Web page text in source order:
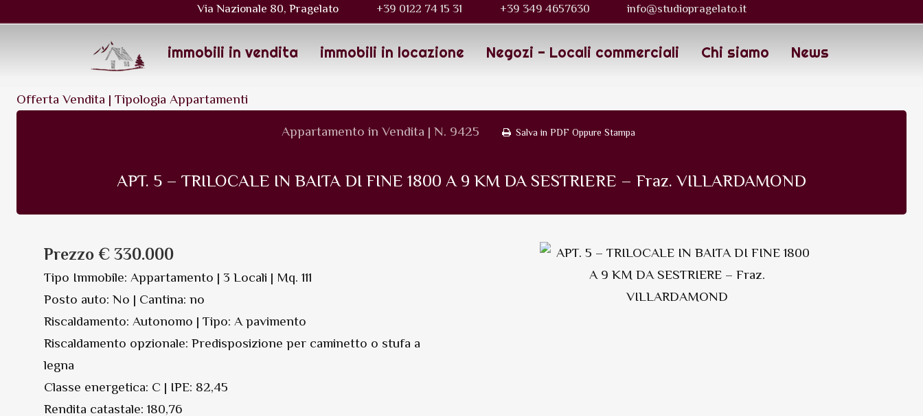
Via Nazionale 80, Pragelato +39 0122 74 15 31 +39 349 4657630 info@studiopragelato.it
immobili in vendita immobili in locazione Negozi - Locali commerciali Chi siamo News
Offerta Vendita | Tipologia Appartamenti
Appartamento in Vendita | N. 9425 Salva in PDF Oppure Stampa
APT. 5 – TRILOCALE IN BAITA DI FINE 1800 A 9 KM DA SESTRIERE – Fraz. VILLARDAMOND
Prezzo € 330.000
Tipo Immobile: Appartamento | 3 Locali | Mq. 111
Posto auto: No | Cantina: no
Riscaldamento: Autonomo | Tipo: A pavimento
Riscaldamento opzionale: Predisposizione per caminetto o stufa a
legna
Classe energetica: C | IPE: 82,45
Rendita catastale: 180,76